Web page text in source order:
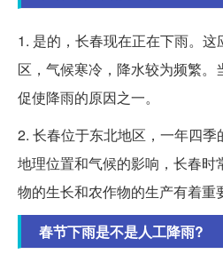
1. 是的，长春现在正在下雨。
区，气候寒冷，降水较为频繁。
促使降雨的原因之一。
2. 长春位于东北地区，一年四
地理位置和气候的影响，长春时
物的生长和农作物的生产有着重
春节下雨是不是人工降雨?